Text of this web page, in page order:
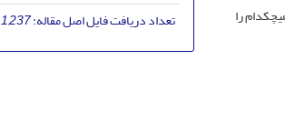
را
تعداد دریافت فایل اصل مقاله:1,237